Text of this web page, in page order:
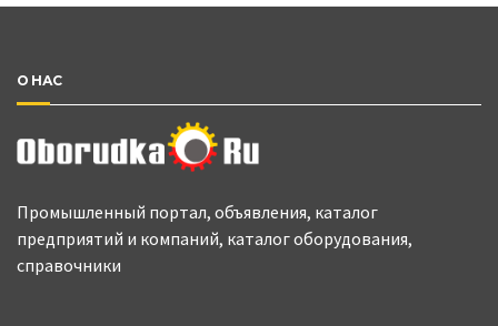
О НАС
Промышленный портал, объявления, каталог
предприятий и компаний, каталог оборудования,
справочники